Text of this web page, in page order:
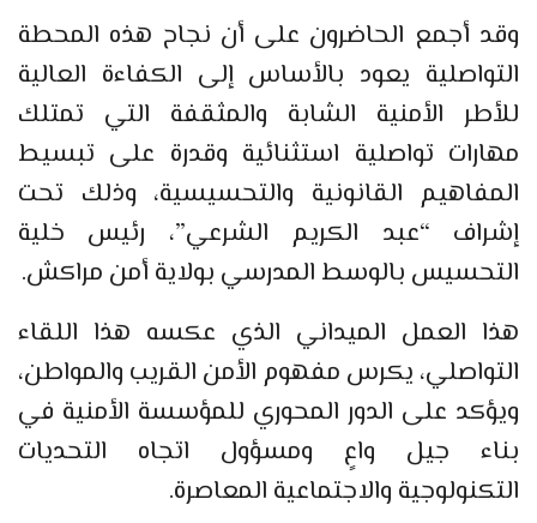
وقد أجمع الحاضرون على أن نجاح هذه المحطة
التواصلية يعود بالأساس إلى الكفاءة العالية
للأطر الأمنية الشابة والمثقفة التي تمتلك
مهارات تواصلية استثنائية وقدرة على تبسيط
المفاهيم القانونية والتحسيسية، وذلك تحت
إشراف “عبد الكريم الشرعي”، رئيس خلية
التحسيس بالوسط المدرسي بولاية أمن مراكش.
هذا العمل الميداني الذي عكسه هذا اللقاء
التواصلي، يكرس مفهوم الأمن القريب والمواطن،
ويؤكد على الدور المحوري للمؤسسة الأمنية في
بناء جيل واعٍ ومسؤول اتجاه التحديات
التكنولوجية والاجتماعية المعاصرة.